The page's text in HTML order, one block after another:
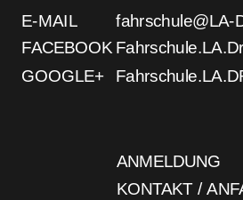
ANMELDUNG
KONTAKT /
E-MAIL
fahrschule@LA-
FACEBOOK
GOOGLE+